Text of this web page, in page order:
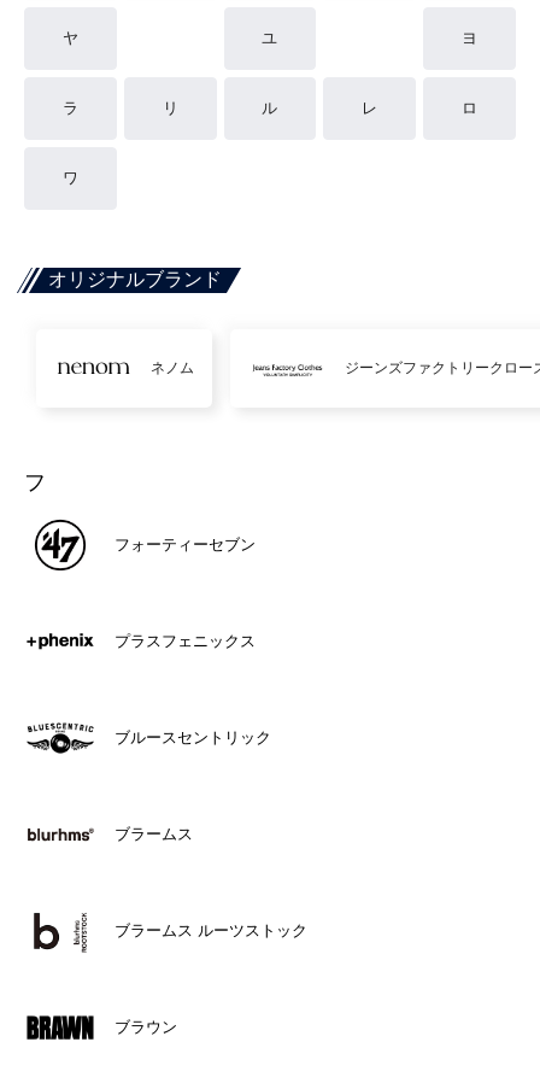
ヤ ユ ヨ
ラ リ ル レ ロ
ワ
オリジナルブランド
ネノム ジーンズファクトリークロー
フ
フォーティーセブン
プラスフェニックス
ブルースセントリック
ブラームス
ブラームス ルーツストック
ブラウン